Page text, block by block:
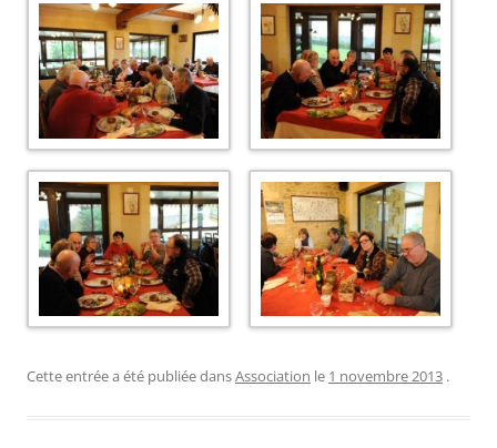
Cette entrée a été publiée dansAssociation le 1 novembre 2013 .